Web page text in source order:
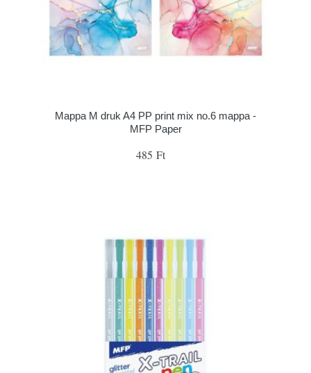
Mappa M druk A4 PP print mix no.6 mappa -
MFP Paper
485 Ft